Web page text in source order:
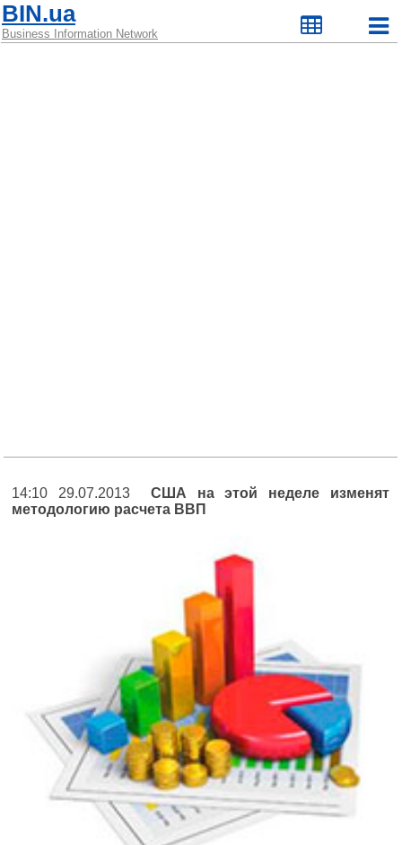
BIN.ua
Business Information Network
14:10 29.07.2013 США на этой неделе изменят
методологию расчета ВВП